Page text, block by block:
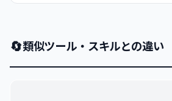
🔄類似ツール・スキルとの違い